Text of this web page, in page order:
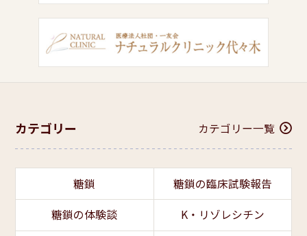
カテゴリー カテゴリー一覧
糖鎖
糖鎖の臨床試験報告
糖鎖の体験談
K・リゾレシチン